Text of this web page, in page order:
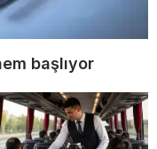
başlıyor